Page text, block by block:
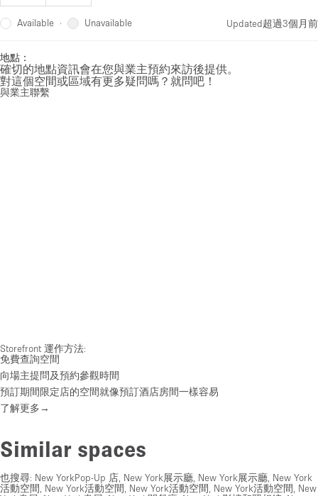
Available · Unavailable Updated超過3個月前
地點：
確切的地點資訊會在您與業主預約來訪後提供。
對這個空間或區域有更多疑問嗎？就問吧！
與業主聯繫
Storefront 運作方法:
免費查詢空間
向場主提問及預約參觀時間
預訂期間限定店的空間就像預訂酒店房間一樣容易
了解更多→
Similar spaces
也搜尋: New YorkPop-Up 店 New York展示廳 New York展示廳 New York
活動空間
New York活動空間 New York活動空間 New York活動空間
New